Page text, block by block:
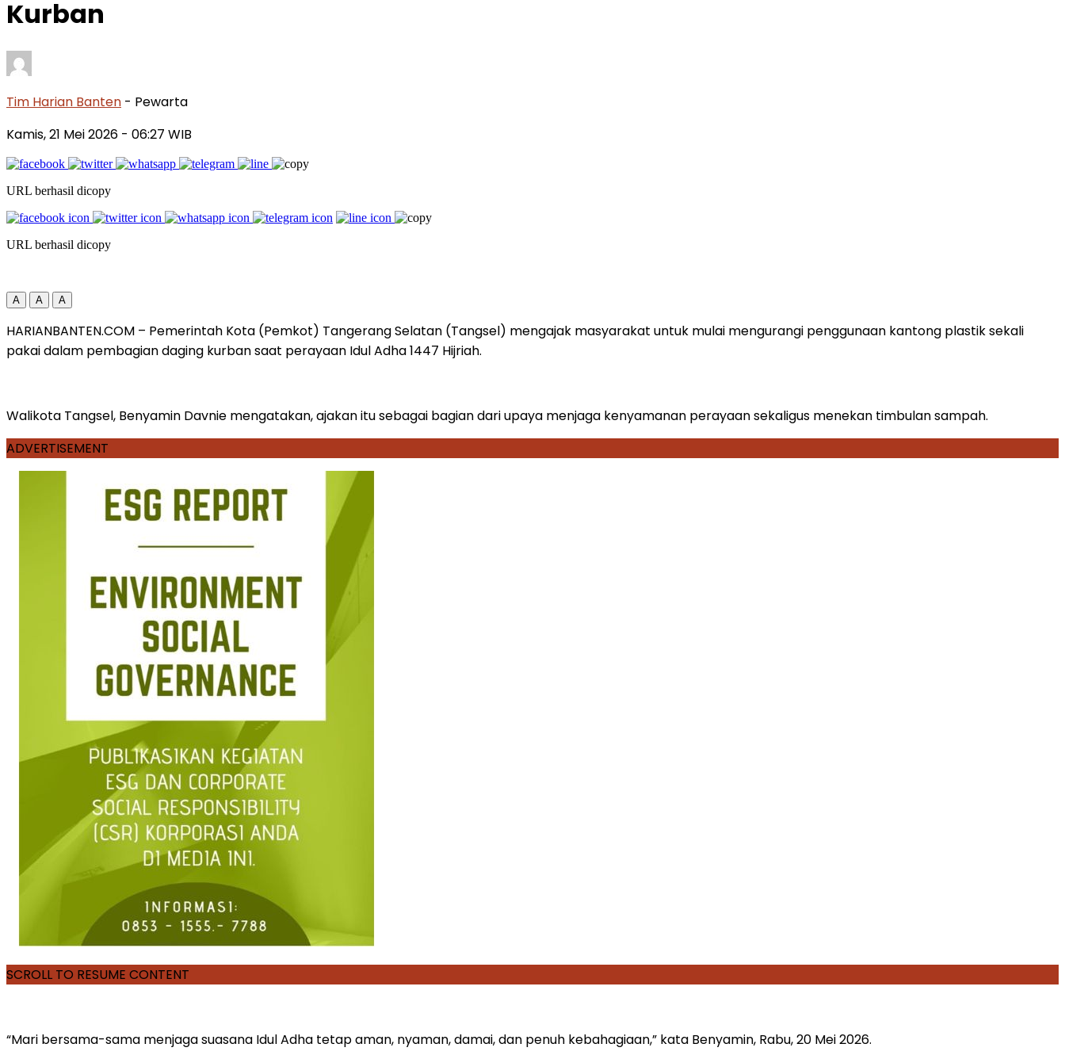
Kurban
Tim Harian Banten - Pewarta
Kamis, 21 Mei 2026 - 06:27 WIB
URL berhasil dicopy
URL berhasil dicopy
A A A
HARIANBANTEN.COM – Pemerintah Kota (Pemkot) Tangerang Selatan (Tangsel) mengajak masyarakat untuk mulai mengurangi penggunaan kantong plastik sekali
pakai dalam pembagian daging kurban saat perayaan Idul Adha 1447 Hijriah.
Walikota Tangsel, Benyamin Davnie mengatakan, ajakan itu sebagai bagian dari upaya menjaga kenyamanan perayaan sekaligus menekan timbulan sampah.
ADVERTISEMENT
SCROLL TO RESUME CONTENT
“Mari bersama-sama menjaga suasana Idul Adha tetap aman, nyaman, damai, dan penuh kebahagiaan,” kata Benyamin, Rabu, 20 Mei 2026.